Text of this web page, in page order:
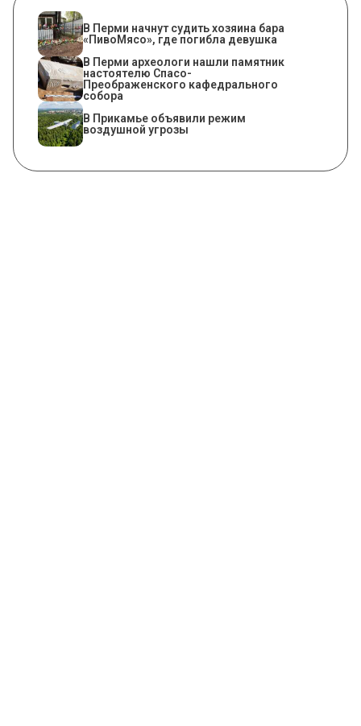
​В Перми начнут судить хозяина бара
«ПивоМясо», где погибла девушка
​В Перми археологи нашли памятник
настоятелю Спасо-
Преображенского кафедрального
собора
В Прикамье объявили режим
воздушной угрозы